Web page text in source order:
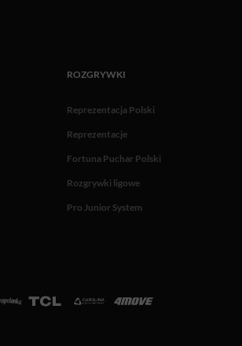
ROZGRYWKI
Reprezentacja Polski
Reprezentacje
Fortuna Puchar Polski
Rozgrywki ligowe
Pro Junior System